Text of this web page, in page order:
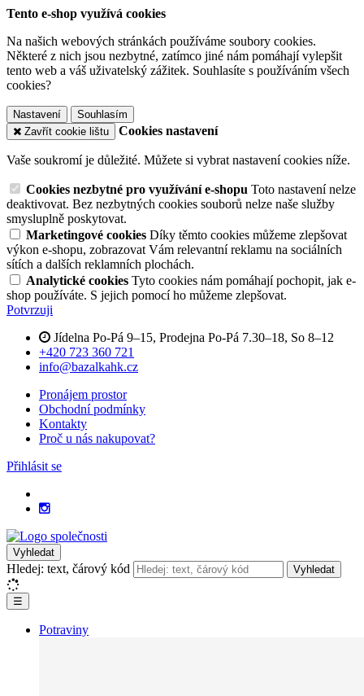
Tento e-shop využívá cookies
Na našich webových stránkách používáme soubory cookies.
Některé z nich jsou nezbytné, zatímco jiné nám pomáhají vylepšit
tento web a váš uživatelský zážitek. Souhlasíte s používáním všech
cookies?
Nastavení
Souhlasím
Zavřít cookie lištu
Cookies nastavení
Vaše soukromí je důležité. Můžete si vybrat nastavení cookies níže.
Cookies nezbytné pro využívání e-shopu Toto nastavení nelze
deaktivovat. Bez nezbytných cookies souborů nelze naše služby
smysluplně poskytovat.
Marketingové cookies Díky těmto cookies můžeme zlepšovat
výkon e-shopu, zobrazovat Vám relevantní reklamu na sociálních
sítích a dalších reklamních plochách.
Analytické cookies Tyto cookies nám pomáhají pochopit, jak e-
shop používáte. S jejich pomocí ho můžeme zlepšovat.
Potvrzuji
Jídelna Po-Pá 9–15, Prodejna Po-Pá 7.30–18, So 8–12
+420 723 360 721
info@bazalkahk.cz
Pronájem prostor
Obchodní podmínky
Kontakty
Proč u nás nakupovat?
Přihlásit se
Vyhledat
Hledej: text, čárový kód Vyhledat
☰
Potraviny